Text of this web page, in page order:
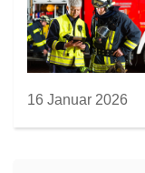
16 Januar 2026